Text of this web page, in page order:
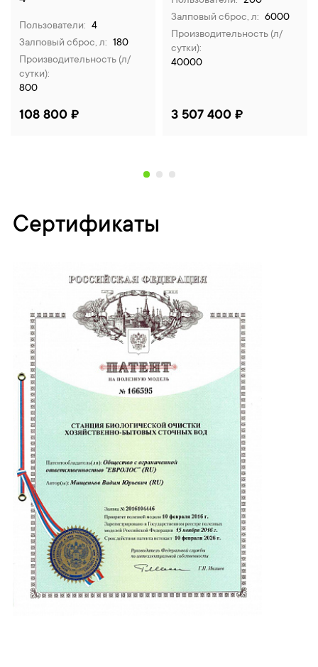
Пользователи: 4
Залповый сброс, л: 180
Производительность (л/
сутки):
800
108 800 ₽
Залповый сброс, л: 6000
Производительность (л/
сутки):
40000
3 507 400 ₽
Сертификаты